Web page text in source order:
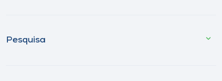
Pesquisa